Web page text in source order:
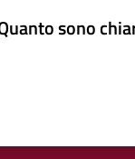
sono